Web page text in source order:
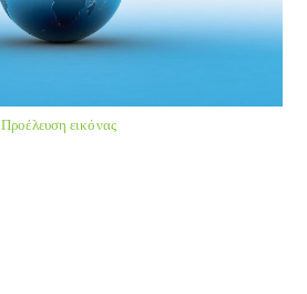
Προέλευση εικόνας